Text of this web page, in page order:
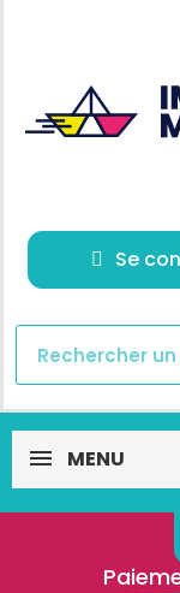
Se
MENU